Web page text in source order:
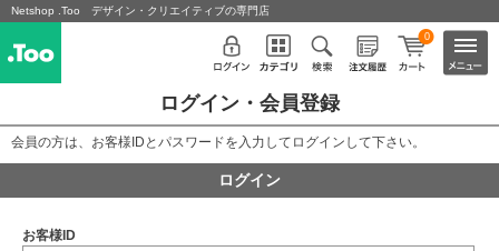
Netshop .Too デザイン・クリエイティブの専門店
0
ログイン・会員登録
会員の方は、お客様IDとパスワードを入力してログインして下さい。
ログイン
お客様ID